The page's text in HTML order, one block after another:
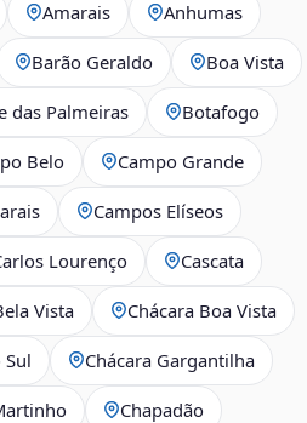
Amarais Anhumas
Barão Geraldo Boa Vista
das Palmeiras Botafogo
Belo Campo Grande
Campos Elíseos
Lourenço Cascata
Vista Chácara Boa Vista
Sul Chácara Gargantilha
Chapadão